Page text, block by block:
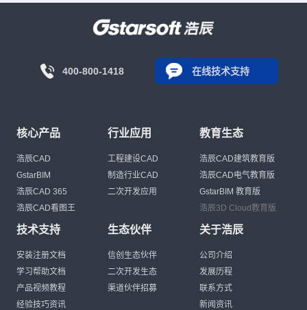
400-800-1418 在线技术支持
核心产品
浩辰CAD
GstarBIM
浩辰CAD 365
浩辰CAD看图王
行业应用
工程建设CAD
制造行业CAD
二次开发应用
教育生态
浩辰CAD建筑教育版
浩辰CAD电气教育版
GstarBIM 教育版
浩辰3D Cloud教育版
技术支持
安装注册文档
学习帮助文档
产品视频教程
经验技巧资讯
生态伙伴
信创生态伙伴
二次开发生态
渠道伙伴招募
关于浩辰
公司介绍
发展历程
联系方式
新闻资讯